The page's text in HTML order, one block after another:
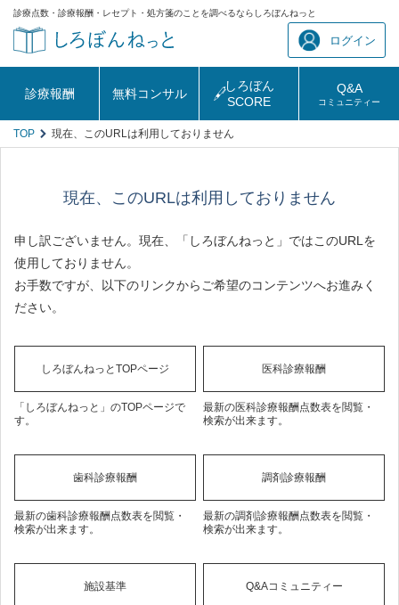
診療点数・診療報酬・レセプト・処方箋のことを調べるならしろぼんねっと
ログイン
診療報酬 無料コンサル
しろぼん
SCORE
Q&A
コミュニティー
TOP 現在、このURLは利用しておりません
現在、このURLは利用しておりません
申し訳ございません。現在、「しろぼんねっと」ではこのURLを
使用しておりません。
お手数ですが、以下のリンクからご希望のコンテンツへお進みく
ださい。
しろぼんねっとTOPページ
「しろぼんねっと」のTOPページで
す。
医科診療報酬
最新の医科診療報酬点数表を閲覧・
検索が出来ます。
歯科診療報酬
最新の歯科診療報酬点数表を閲覧・
検索が出来ます。
調剤診療報酬
最新の調剤診療報酬点数表を閲覧・
検索が出来ます。
施設基準 Q&Aコミュニティー